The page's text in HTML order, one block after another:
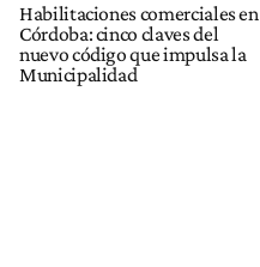
Habilitaciones comerciales en
Córdoba: cinco claves del
nuevo código que impulsa la
Municipalidad